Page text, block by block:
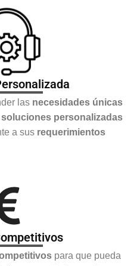
las necesidades únicas
soluciones personalizadas
a sus requerimientos
para que pueda